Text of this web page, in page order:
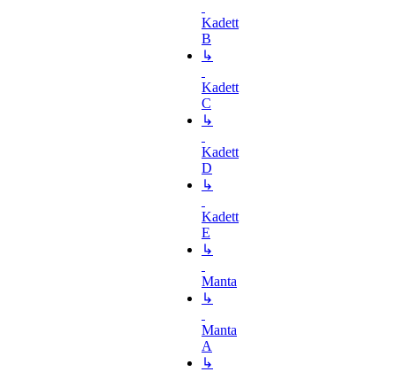
Kadett
B
↳
Kadett
C
↳
Kadett
D
↳
Kadett
E
↳
Manta
↳
Manta
A
↳